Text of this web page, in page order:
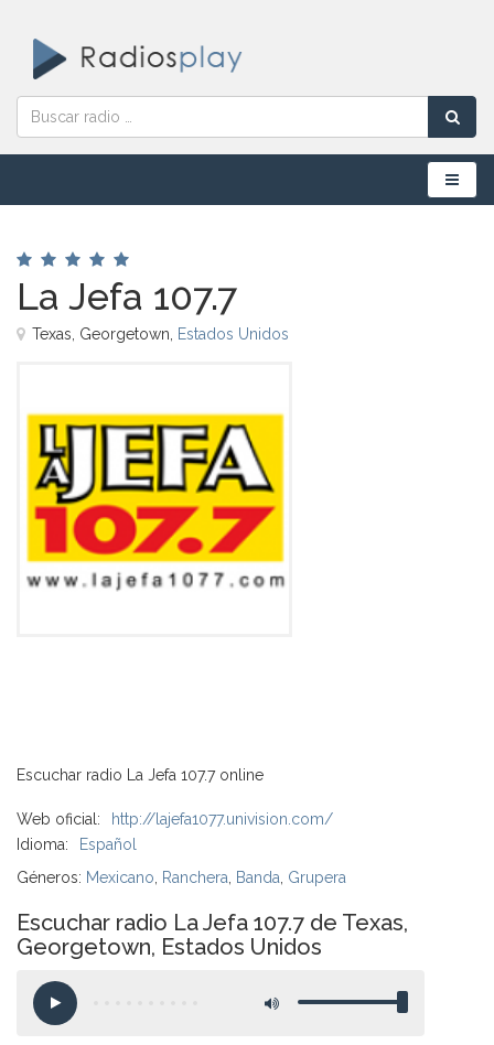
Menú
La Jefa 107.7
Texas, Georgetown, Estados Unidos
Escuchar radio La Jefa 107.7 online
Web oficial:
http://lajefa1077.univision.com/
Idioma:
Español
Géneros: Mexicano Ranchera Banda Grupera
Escuchar radio La Jefa 107.7 de Texas,
Georgetown, Estados Unidos